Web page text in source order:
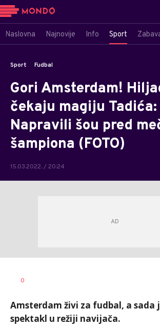
Naslovna Najnovije Info Sport
Sport Fudbal
Gori Amsterdam!
čekaju magiju Tadića:
Napravili šou pred
šampiona (FOTO)
15.03.2022. / 20:24
AUTOR
0
Amsterdam živi za fudbal, a sada
spektakl u režiji navijača.